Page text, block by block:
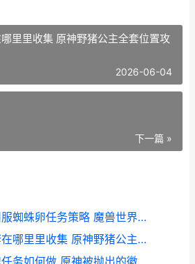
里里收集 原神野猪公主全套位置攻
2026-06-04
下一篇 »
《魔兽世界》怀旧服蜘蛛卵任务策略 魔兽世界怀旧服60版本
原神野猪公主全套在哪里里收集 原神野猪公主全套位置攻略